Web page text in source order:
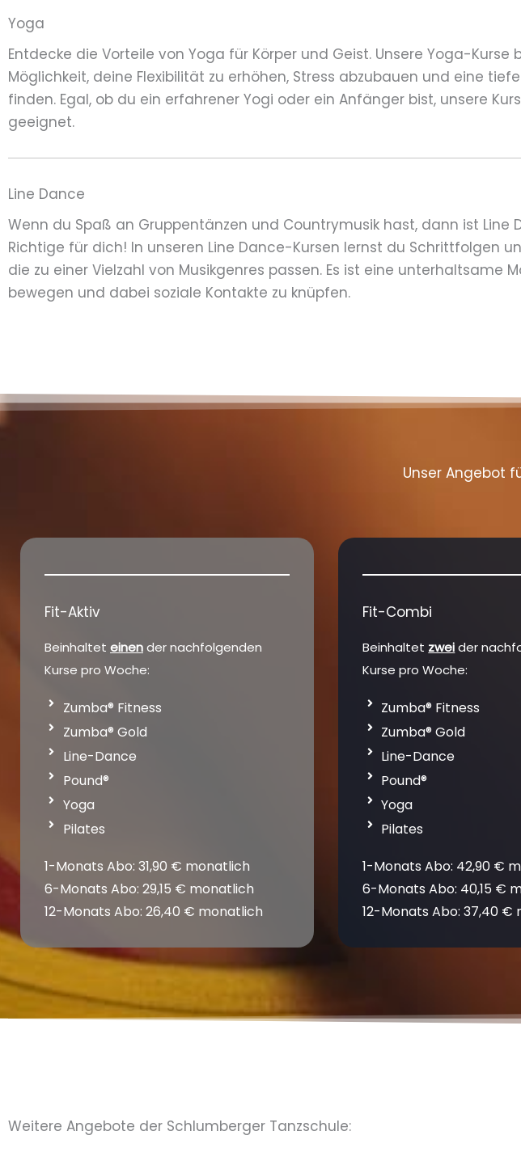
Yoga
Entdecke die Vorteile von Yoga für Körper und Geist. Unsere Yoga-Kurse
Möglichkeit, deine Flexibilität zu erhöhen, Stress abzubauen und eine
finden. Egal, ob du ein erfahrener Yogi oder ein Anfänger bist, unsere
geeignet.
Line Dance
Wenn du Spaß an Gruppentänzen und Countrymusik hast, dann ist Line
Richtige für dich! In unseren Line Dance-Kursen lernst du Schrittfolgen
die zu einer Vielzahl von Musikgenres passen. Es ist eine unterhaltsame
bewegen und dabei soziale Kontakte zu knüpfen.
Unser Angebot
Fit-Aktiv
Beinhaltet einender nachfolgenden
Kurse pro Woche:
Zumba® Fitness
Zumba® Gold
Line-Dance
Pound®
Yoga
Pilates
1-Monats Abo: 31,90 € monatlich
6-Monats Abo: 29,15 € monatlich
12-Monats Abo: 26,40 € monatlich
Fit-Combi
Beinhaltet zweider
Kurse pro Woche:
Zumba® Fitness
Zumba® Gold
Line-Dance
Pound®
Yoga
Pilates
1-Monats Abo: 42,90 €
6-Monats Abo: 40,15 €
12-Monats Abo: 37,40 €
Weitere Angebote der Schlumberger Tanzschule: